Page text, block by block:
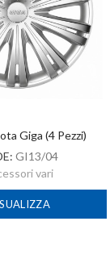
Giga (4 Pezzi)
GI13/04
vari